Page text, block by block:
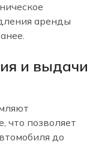
аренды
и выдачи
что позволяет
до